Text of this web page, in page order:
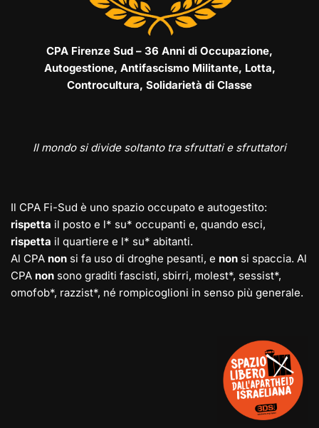
CPA Firenze Sud – 36 Anni di Occupazione,
Autogestione, Antifascismo Militante, Lotta,
Controcultura, Solidarietà di Classe
Il mondo si divide soltanto tra sfruttati e sfruttatori
Il CPA Fi-Sud è uno spazio occupato e autogestito:
rispetta il posto e l* su* occupanti e, quando esci,
rispetta il quartiere e l* su* abitanti.
Al CPA non si fa uso di droghe pesanti, e non si spaccia. Al
CPA non sono graditi fascisti, sbirri, molest*, sessist*,
omofob*, razzist*, né rompicoglioni in senso più generale.